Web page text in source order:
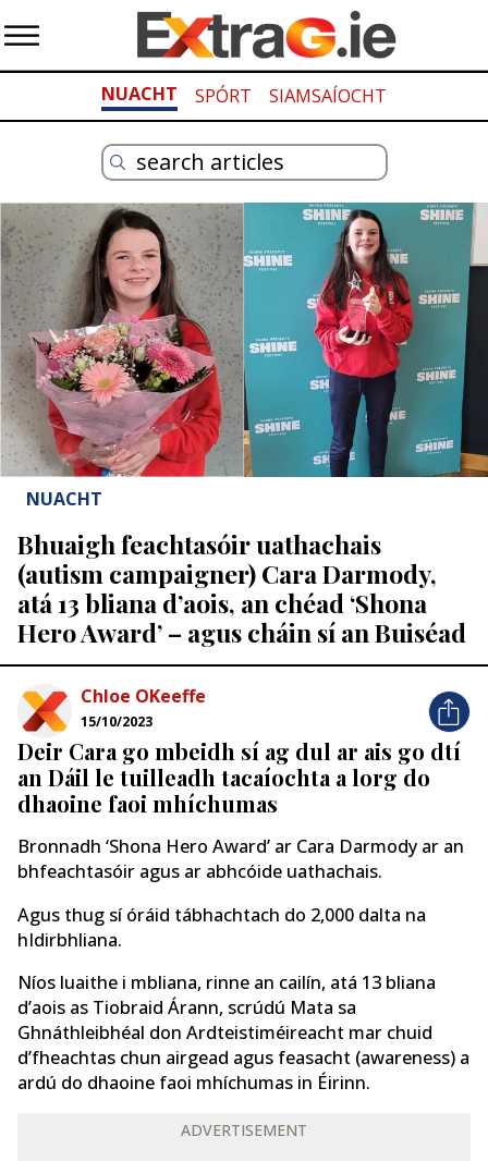
NUACHT SPÓRT SIAMSAÍOCHT
NUACHT
Bhuaigh feachtasóir uathachais
(autism campaigner) Cara Darmody,
atá 13 bliana d’aois, an chéad ‘Shona
Hero Award’ – agus cháin sí an Buiséad
Chloe OKeeffe
15/10/2023
Deir Cara go mbeidh sí ag dul ar ais go dtí
an Dáil le tuilleadh tacaíochta a lorg do
dhaoine faoi mhíchumas
Bronnadh ‘Shona Hero Award’ ar Cara Darmody ar an
bhfeachtasóir agus ar abhcóide uathachais.
Agus thug sí óráid tábhachtach do 2,000 dalta na
hIdirbhliana.
Níos luaithe i mbliana, rinne an cailín, atá 13 bliana
d’aois as Tiobraid Árann, scrúdú Mata sa
Ghnáthleibhéal don Ardteistiméireacht mar chuid
d’fheachtas chun airgead agus feasacht (awareness) a
ardú do dhaoine faoi mhíchumas in Éirinn.
ADVERTISEMENT